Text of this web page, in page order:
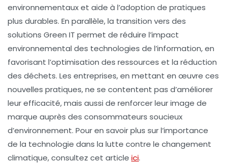
environnementaux et aide à l’adoption de pratiques
plus durables. En parallèle, la transition vers des
solutions Green IT permet de réduire l’impact
environnemental des technologies de l’information, en
favorisant l’optimisation des ressources et la réduction
des déchets. Les entreprises, en mettant en œuvre ces
nouvelles pratiques, ne se contentent pas d’améliorer
leur efficacité, mais aussi de renforcer leur image de
marque auprès des consommateurs soucieux
d’environnement. Pour en savoir plus sur l’importance
de la technologie dans la lutte contre le changement
climatique, consultez cet article ici.